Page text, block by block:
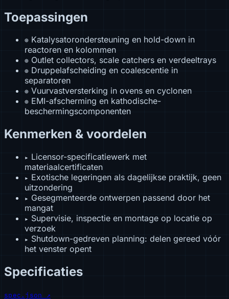
Toepassingen
⊕ Katalysatorondersteuning en hold-down in
reactoren en kolommen
⊕ Outlet collectors, scale catchers en verdeeltrays
⊕ Druppelafscheiding en coalescentie in
separatoren
⊕ Vuurvastversterking in ovens en cyclonen
⊕ EMI-afscherming en kathodische-
beschermingscomponenten
Kenmerken & voordelen
▸ Licensor-specificatiewerk met
materiaalcertificaten
▸ Exotische legeringen als dagelijkse praktijk, geen
uitzondering
▸ Gesegmenteerde ontwerpen passend door het
mangat
▸ Supervisie, inspectie en montage op locatie op
verzoek
▸ Shutdown-gedreven planning: delen gereed vóór
het venster opent
Specificaties
spec.json ↗